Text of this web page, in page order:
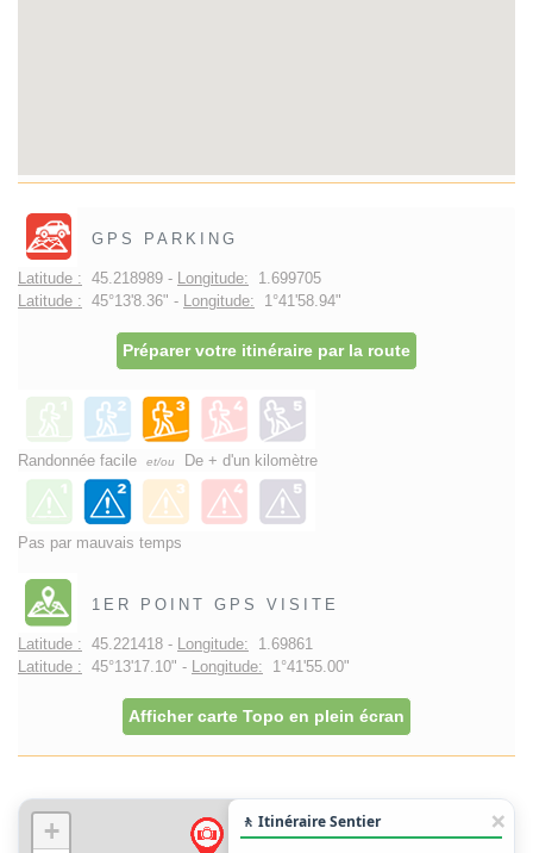
GPS PARKING
Latitude : 45.218989 - Longitude: 1.699705
Latitude : 45°13'8.36" - Longitude: 1°41'58.94"
Préparer votre itinéraire par la route
Randonnée facile et/ou De + d'un kilomètre
Pas par mauvais temps
1ER POINT GPS VISITE
Latitude : 45.221418 - Longitude: 1.69861
Latitude : 45°13'17.10" - Longitude: 1°41'55.00"
Afficher carte Topo en plein écran
+
🚶 Itinéraire Sentier